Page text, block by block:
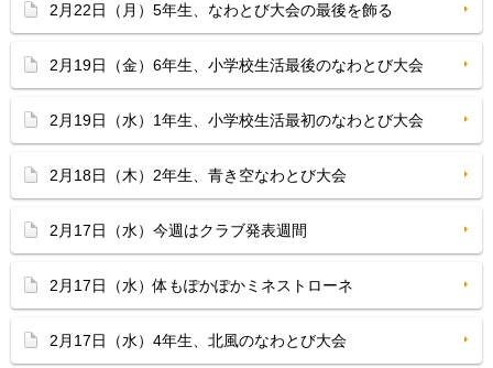
2月22日（月）5年生、なわとび大会の最後を飾る
2月19日（金）6年生、小学校生活最後のなわとび大会
2月19日（水）1年生、小学校生活最初のなわとび大会
2月18日（木）2年生、青き空なわとび大会
2月17日（水）今週はクラブ発表週間
2月17日（水）体もぽかぽかミネストローネ
2月17日（水）4年生、北風のなわとび大会